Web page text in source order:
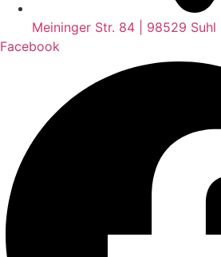
Meininger Str. 84 | 98529 Suhl
Facebook